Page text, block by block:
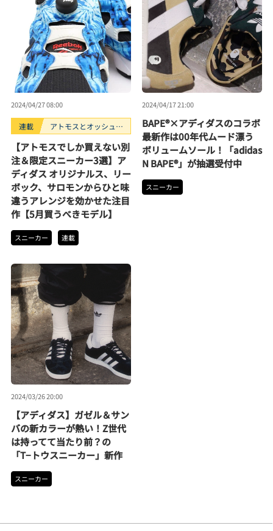
2024/04/27 08:00
連載
アトモスとオッシュマ
スニーカー3選。
【アトモスでしか買えない別
注＆限定スニーカー3選】ア
ディダス オリジナルス、リー
ボック、サロモンからひと味
違うアレンジを効かせた注目
作【5月買うべきモデル】
スニーカー 連載
2024/04/17 21:00
BAPE®×アディダスのコラボ
最新作は00年代ムード漂う
ボリュームソール！「adidas
N BAPE®」が抽選受付中
スニーカー
2024/03/26 20:00
【アディダス】ガゼル＆サン
バの新カラーが熱い！Z世代
は持ってて当たり前？の
「T−トウスニーカー」新作
スニーカー